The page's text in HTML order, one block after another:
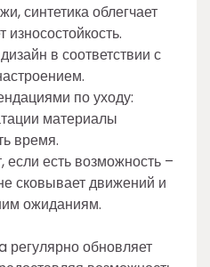
синтетика облегчает
износостойкость.
в соответствии с
по уходу:
материалы
время.
если есть возможность –
сковывает движений и
ожиданиям.
обновляет